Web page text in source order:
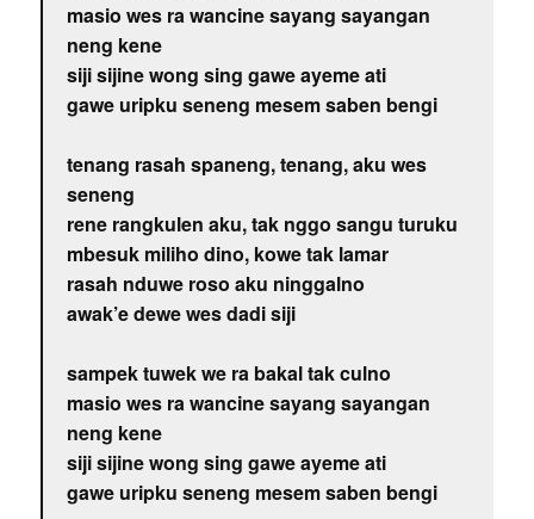
masio wes ra wancine sayang sayangan
neng kene
siji sijine wong sing gawe ayeme ati
gawe uripku seneng mesem saben bengi
tenang rasah spaneng, tenang, aku wes
seneng
rene rangkulen aku, tak nggo sangu turuku
mbesuk miliho dino, kowe tak lamar
rasah nduwe roso aku ninggalno
awak’e dewe wes dadi siji
sampek tuwek we ra bakal tak culno
masio wes ra wancine sayang sayangan
neng kene
siji sijine wong sing gawe ayeme ati
gawe uripku seneng mesem saben bengi